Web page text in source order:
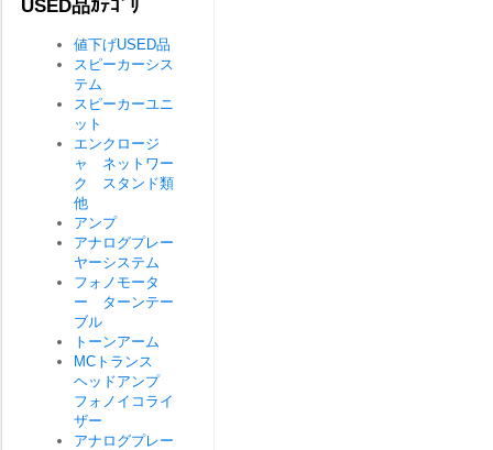
USED品ｶﾃｺﾞﾘ
値下げUSED品
スピーカーシス
テム
スピーカーユニ
ット
エンクロージ
ャ ネットワー
ク スタンド類
他
アンプ
アナログプレー
ヤーシステム
フォノモータ
ー ターンテー
ブル
トーンアーム
MCトランス
ヘッドアンプ
フォノイコライ
ザー
アナログプレー